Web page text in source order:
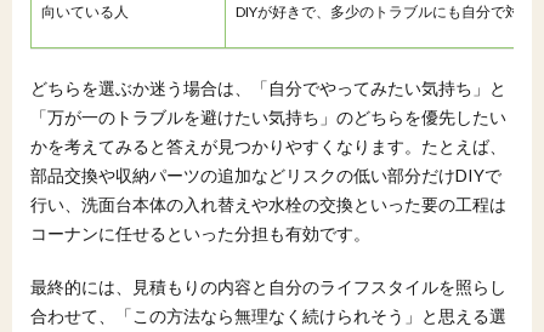
向いている人 DIYが好きで、多少のトラブルにも自分で対処
どちらを選ぶか迷う場合は、「自分でやってみたい気持ち」と
「万が一のトラブルを避けたい気持ち」のどちらを優先したい
かを考えてみると答えが見つかりやすくなります。たとえば、
部品交換や収納パーツの追加などリスクの低い部分だけDIYで
行い、洗面台本体の入れ替えや水栓の交換といった要の工程は
コーナンに任せるといった分担も有効です。
最終的には、見積もりの内容と自分のライフスタイルを照らし
合わせて、「この方法なら無理なく続けられそう」と思える選